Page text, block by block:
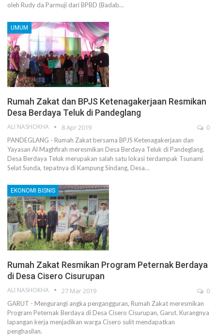
oleh Rudy da Parmuji dari BPBD (Badab…
UMUM
Rumah Zakat dan BPJS Ketenagakerjaan Resmikan
Desa Berdaya Teluk di Pandeglang
ALI NASHOKHA 8 Apr 2019 0
PANDEGLANG - Rumah Zakat bersama BPJS Ketenagakerjaan dan
Yayasan Al Maghfirah meresmikan Desa Berdaya Teluk di Pandeglang.
Desa Berdaya Teluk merupakan salah satu lokasi terdampak Tsunami
Selat Sunda, tepatnya di Kampung Sindang, Desa…
EKONOMI BISNIS
Rumah Zakat Resmikan Program Peternak Berdaya
di Desa Cisero Cisurupan
ALI NASHOKHA 27 Mar 2019 0
GARUT - Mengurangi angka pengangguran, Rumah Zakat meresmikan
Program Peternak Berdaya di Desa Cisero Cisurupan, Garut. Kurangnya
lapangan kerja menjadikan warga Cisero sulit mendapatkan
penghasilan.